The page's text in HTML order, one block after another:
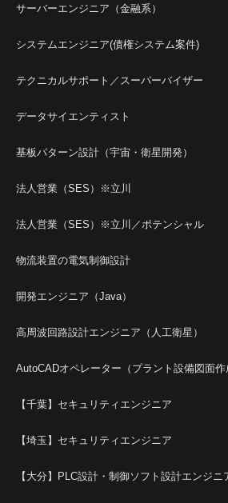
サーバーエンジニア（金融系）
システムエンジニア(債権システム案件)
テクニカルサポート／スーパーバイザー
データサイエンティスト
基板パターン設計（宇宙・衛星開発）
法人営業（SES）※立川
法人営業（SES）※立川／ポテンシャル
物流装置の電気制御設計
開発エンジニア（Java）
高周波回路設計エンジニア（人工衛星）
AutoCADオペレーター（プラント設備図面作
【千葉】セキュリティエンジニア
【埼玉】セキュリティエンジニア
【大分】PLC設計・制御ソフト設計エンジニ